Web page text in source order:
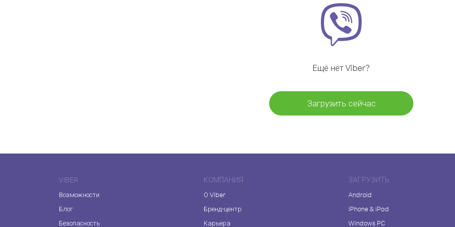
Ещё нет Viber?
Загрузить сейчас
VIBER
Возможности
Блог
Безопасность
КОМПАНИЯ
О Viber
Бренд-центр
Карьера
ЗАГРУЗИТЬ
Android
iPhone & iPad
Windows PC